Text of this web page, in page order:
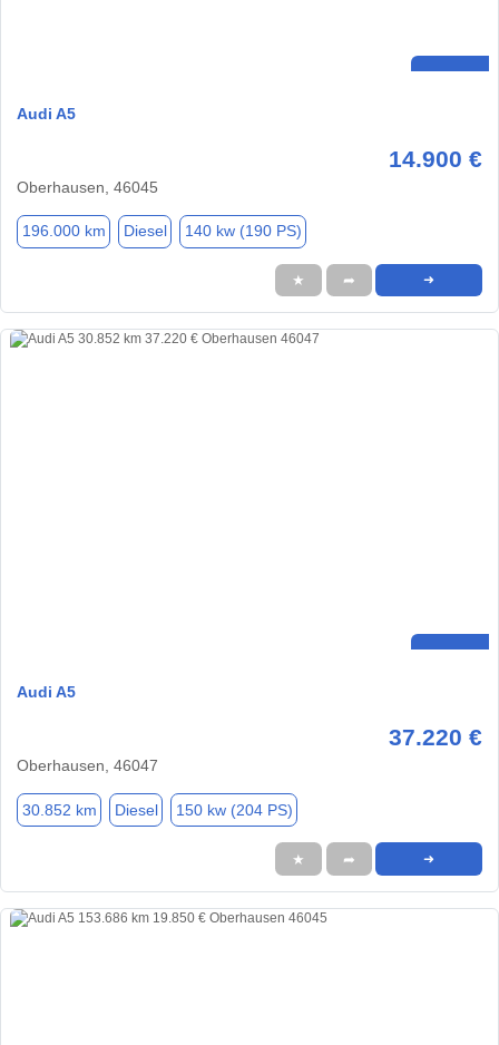
Audi A5
14.900 €
Oberhausen, 46045
196.000 km Diesel 140 kw (190 PS)
★ ➦ ➜
Audi A5
37.220 €
Oberhausen, 46047
30.852 km Diesel 150 kw (204 PS)
★ ➦ ➜